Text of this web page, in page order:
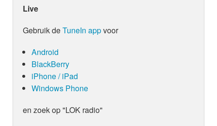
Live
Gebruik deTuneIn appvoor
Android
BlackBerry
iPhone / iPad
Windows Phone
en zoek op "LOK radio"